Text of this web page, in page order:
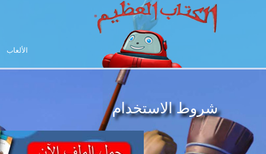
الألعاب
شروط الاستخدام